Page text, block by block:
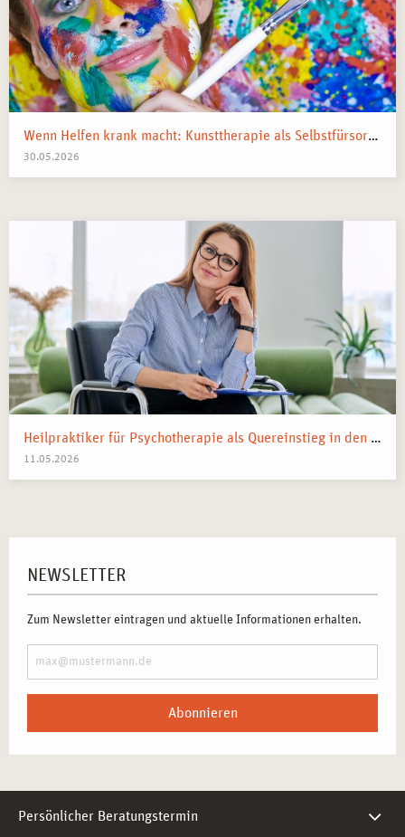
Wenn Helfen krank macht: Kunsttherapie als Selbstfürsorge in pflegenden und beratenden Berufen
30.05.2026
Heilpraktiker für Psychotherapie als Quereinstieg in den Heilberuf
11.05.2026
NEWSLETTER
Zum Newsletter eintragen und aktuelle Informationen erhalten.
Abonnieren
Persönlicher Beratungstermin